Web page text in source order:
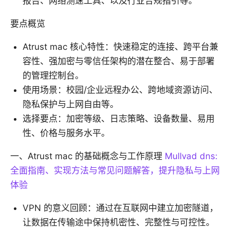
要点概览
Atrust mac 核心特性：快速稳定的连接、跨平台兼
容性、强加密与零信任架构的潜在整合、易于部署
的管理控制台。
使用场景：校园/企业远程办公、跨地域资源访问、
隐私保护与上网自由等。
选择要点：加密等级、日志策略、设备数量、易用
性、价格与服务水平。
一、Atrust mac 的基础概念与工作原理 Mullvad dns:
全面指南、实现方法与常见问题解答，提升隐私与上网
体验
VPN 的意义回顾：通过在互联网中建立加密隧道，
让数据在传输途中保持机密性、完整性与可控性。